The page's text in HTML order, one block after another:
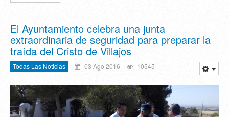
El Ayuntamiento celebra una junta
extraordinaria de seguridad para preparar la
traída del Cristo de Villajos
Todas Las Noticias 03 Ago 2016 10545